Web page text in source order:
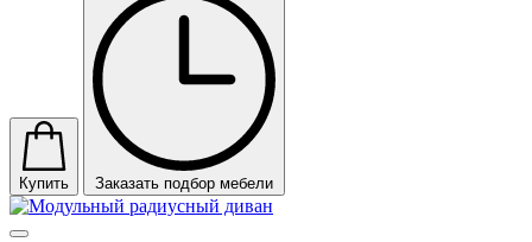
Купить Заказать подбор мебели